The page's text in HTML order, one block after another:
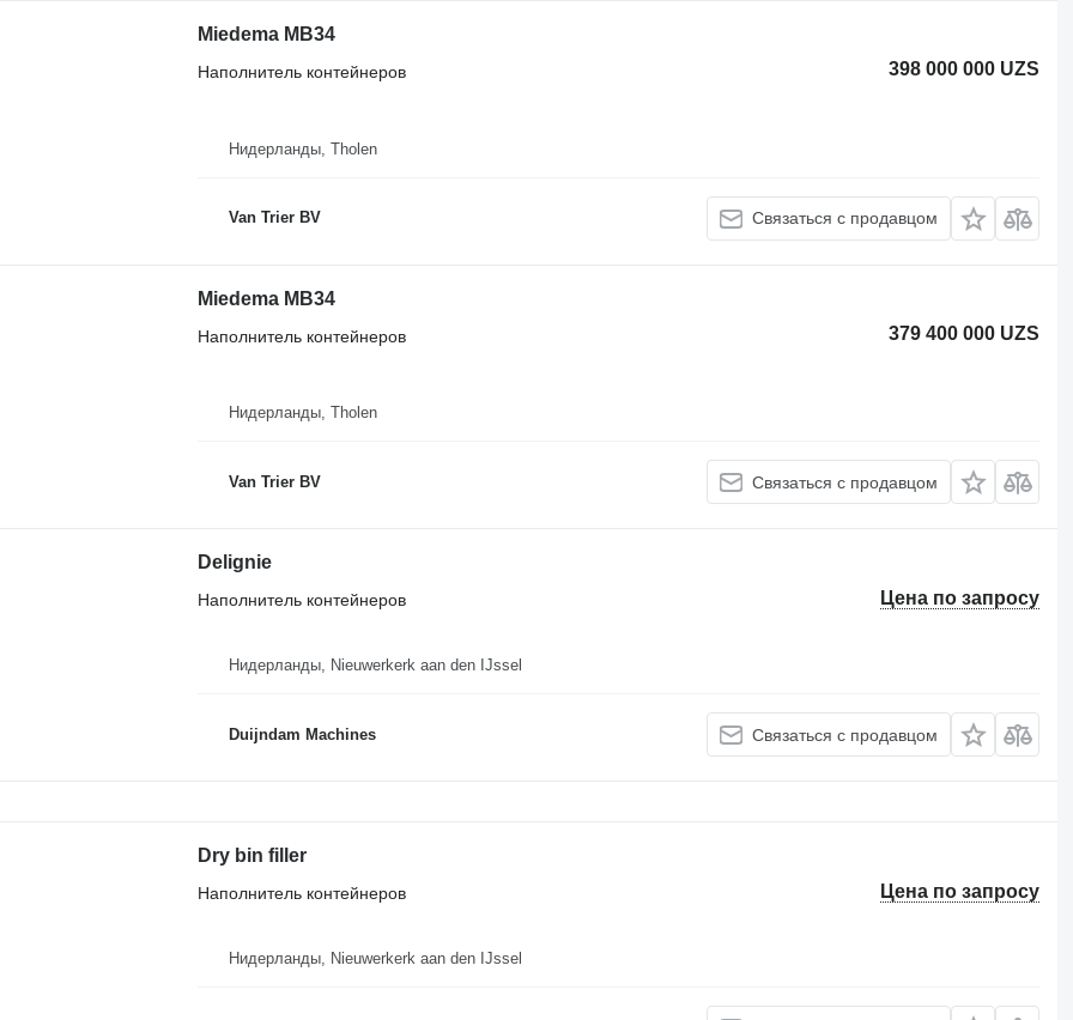
Miedema MB34
398 000 000 UZS
Наполнитель контейнеров
Нидерланды, Tholen
Van Trier BV Связаться с продавцом
Miedema MB34
379 400 000 UZS
Наполнитель контейнеров
Нидерланды, Tholen
Van Trier BV Связаться с продавцом
Delignie
Цена по запросу
Наполнитель контейнеров
Нидерланды, Nieuwerkerk aan den IJssel
Duijndam Machines Связаться с продавцом
Dry bin filler
Цена по запросу
Наполнитель контейнеров
Нидерланды, Nieuwerkerk aan den IJssel